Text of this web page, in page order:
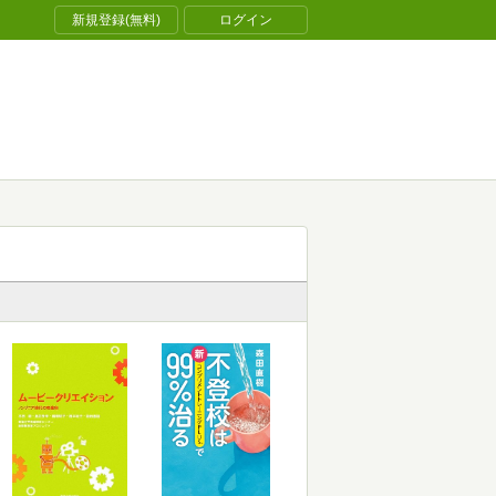
新規登録(無料) ログイン